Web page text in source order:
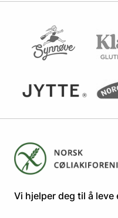
​​​​Vi hjelper deg til å